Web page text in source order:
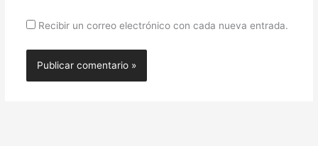
Recibir un correo electrónico con cada nueva entrada.